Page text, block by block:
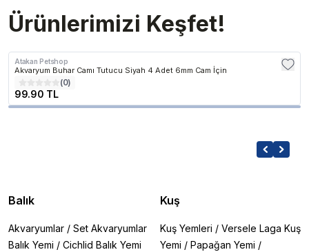
Ürünlerimizi Keşfet!
Atakan Petshop
Akvaryum Buhar Camı Tutucu Siyah 4 Adet 6mm Cam İçin
(0)
99.90 TL
Balık
Akvaryumlar / Set Akvaryumlar
Balık Yemi / Cichlid Balık Yemi
Kuş
Kuş Yemleri / Versele Laga Kuş
Yemi / Papağan Yemi /